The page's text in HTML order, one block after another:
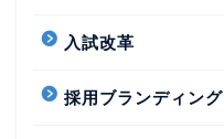
入試改革
採用ブランディング